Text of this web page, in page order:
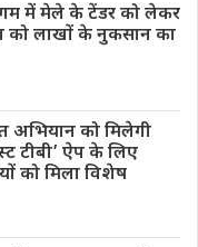
में मेले के टेंडर को लेकर
को लाखों के नुकसान का
अभियान को मिलेगी
टीबी’ ऐप के लिए
को मिला विशेष